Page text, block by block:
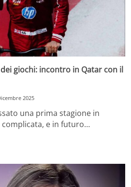
giochi: incontro in Qatar con il
2025
una prima stagione in
e in futuro…